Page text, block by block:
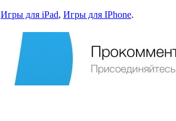
Игры для iPad, Игры для IPhone.